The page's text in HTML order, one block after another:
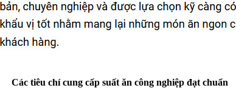
Các tiêu chí cung cấp suất ăn công nghiệp đạt chuẩn